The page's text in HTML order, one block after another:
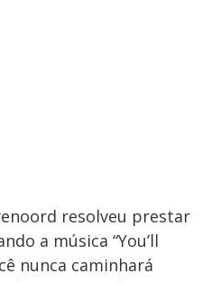
resolveu prestar
a música “You’ll
nunca caminhará